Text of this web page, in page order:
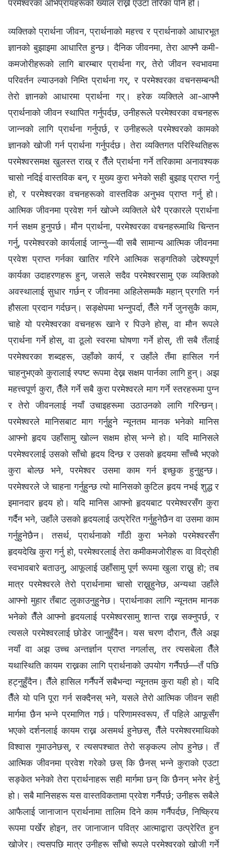
परमेश्‍वरका अभिप्रायहरूको ख्याल राख्ने एउटा तरिका पनि हो।
व्यक्तिको प्रार्थना जीवन, प्रार्थनाको महत्त्व र प्रार्थनाको आधारभूत
ज्ञानको बुझाइमा आधारित हुन्छ। दैनिक जीवनमा, तेरा आफ्नै कमी-
कमजोरीहरूको लागि बारम्बार प्रार्थना गर्, तेरो जीवन स्वभावमा
परिवर्तन ल्याउनको निम्ति प्रार्थना गर्, र परमेश्‍वरका वचनसम्‍बन्धी
तेरो ज्ञानको आधारमा प्रार्थना गर्। हरेक व्यक्तिले आ-आफ्नै
प्रार्थनाको जीवन स्थापित गर्नुपर्दछ, उनीहरूले परमेश्‍वरका वचनहरू
जान्नको लागि प्रार्थना गर्नुपर्छ, र उनीहरूले परमेश्‍वरको कामको
ज्ञानको खोजी गर्न प्रार्थना गर्नुपर्दछ। तेरा व्यक्तिगत परिस्थितिहरू
परमेश्‍वरसमक्ष खुलस्त राख् र तैँले प्रार्थना गर्ने तरिकामा अनावश्यक
चासो नदिई वास्तविक बन्, र मुख्य कुरा भनेको सही बुझाइ प्राप्त गर्नु
हो, र परमेश्‍वरका वचनहरूको वास्तविक अनुभव प्राप्त गर्नु हो।
आत्मिक जीवनमा प्रवेश गर्न खोज्‍ने व्यक्तिले धेरै प्रकारले प्रार्थना
गर्न सक्षम हुनुपर्छ। मौन प्रार्थना, परमेश्‍वरका वचनहरूमाथि चिन्तन
गर्नु, परमेश्‍वरको कार्यलाई जान्‍नु—यी सबै सामान्य आत्मिक जीवनमा
प्रवेश प्राप्त गर्नका खातिर गरिने आत्मिक सङ्गतिको उद्देश्यपूर्ण
कार्यका उदाहरणहरू हुन्, जसले सदैव परमेश्‍वरसामु एक व्यक्तिको
अवस्थालाई सुधार गर्छन् र जीवनमा अहिलेसम्मकै महान् प्रगति गर्न
हौसला प्रदान गर्दछन्। सङ्क्षेपमा भन्नुपर्दा, तैँले गर्ने जुनसुकै काम,
चाहे यो परमेश्‍वरका वचनहरू खाने र पिउने होस्, वा मौन रूपले
प्रार्थना गर्ने होस्, वा ठूलो स्वरमा घोषणा गर्ने होस्, ती सबै तँलाई
परमेश्‍वरका शब्दहरू, उहाँको कार्य, र उहाँले तँमा हासिल गर्न
चाहनुभएको कुरालाई स्पष्ट रूपमा देख्न सक्षम पार्नका लागि हुन्। अझ
महत्त्वपूर्ण कुरा, तैँले गर्ने सबै कुरा परमेश्‍वरले माग गर्ने स्तरहरूमा पुग्न
र तेरो जीवनलाई नयाँ उचाइहरूमा उठाउनको लागि गरिन्छन्।
परमेश्‍वरले मानिसबाट माग गर्नुहुने न्यूनतम मानक भनेको मानिस
आफ्नो हृदय उहाँसामु खोल्न सक्षम होस् भन्‍ने हो। यदि मानिसले
परमेश्‍वरलाई उसको साँचो हृदय दिन्छ र उसको हृदयमा साँच्चै भएको
कुरा बोल्छ भने, परमेश्‍वर उसमा काम गर्न इच्छुक हुनुहुन्छ।
परमेश्‍वरले जे चाहना गर्नुहुन्छ त्यो मानिसको कुटिल हृदय नभई शुद्ध र
इमानदार हृदय हो। यदि मानिस आफ्नो हृदयबाट परमेश्‍वरसँग कुरा
गर्दैन भने, उहाँले उसको हृदयलाई उत्प्रेरित गर्नुहुनेछैन वा उसमा काम
गर्नुहुनेछैन। तसर्थ, प्रार्थनाको गाँठी कुरा भनेको परमेश्‍वरसँग
हृदयदेखि कुरा गर्नु हो, परमेश्‍वरलाई तेरा कमीकमजोरीहरू वा विद्रोही
स्वभावबारे बताउनु, आफूलाई उहाँसामु पूर्ण रूपमा खुला राख्नु हो; तब
मात्र परमेश्‍वरले तेरो प्रार्थनामा चासो राख्नुहुनेछ, अन्यथा उहाँले
आफ्नो मुहार तँबाट लुकाउनुहुनेछ। प्रार्थनाका लागि न्यूनतम मानक
भनेको तैँले आफ्नो हृदयलाई परमेश्‍वरसामु शान्त राख्न सक्नुपर्छ, र
त्यसले परमेश्‍वरलाई छोडेर जानुहुँदैन। यस चरण दौरान, तैँले अझ
नयाँ वा अझ उच्च अन्तर्ज्ञान प्राप्त नगर्लास्, तर त्यसबेला तैँले
यथास्थिति कायम राख्नका लागि प्रार्थनाको उपयोग गर्नैपर्छ—तँ पछि
हट्नुहुँदैन। तैँले हासिल गर्नैपर्ने सबैभन्दा न्यूनतम कुरा यही हो। यदि
तैँले यो पनि पूरा गर्न सक्दैनस् भने, यसले तेरो आत्मिक जीवन सही
मार्गमा छैन भन्‍ने प्रमाणित गर्छ। परिणामस्वरूप, तँ पहिले आफूसँग
भएको दर्शनलाई कायम राख्न असमर्थ हुनेछस्, तैँले परमेश्‍वरमाथिको
विश्‍वास गुमाउनेछस्, र त्यसपश्‍चात तेरो सङ्कल्प लोप हुनेछ। तँ
आत्मिक जीवनमा प्रवेश गरेको छस् कि छैनस् भन्‍ने कुराको एउटा
सङ्केत भनेको तेरा प्रार्थनाहरू सही मार्गमा छन् कि छैनन् भनेर हेर्नु
हो। सबै मानिसहरू यस वास्तविकतामा प्रवेश गर्नैपर्छ; उनीहरू सबैले
आफैलाई जानाजान प्रार्थनामा तालिम दिने काम गर्नैपर्दछ, निष्क्रिय
रूपमा पर्खेर होइन, तर जानाजान पवित्र आत्माद्वारा उत्प्रेरित हुन
खोजेर। त्यसपछि मात्र उनीहरू साँचो रूपले परमेश्‍वरको खोजी गर्ने